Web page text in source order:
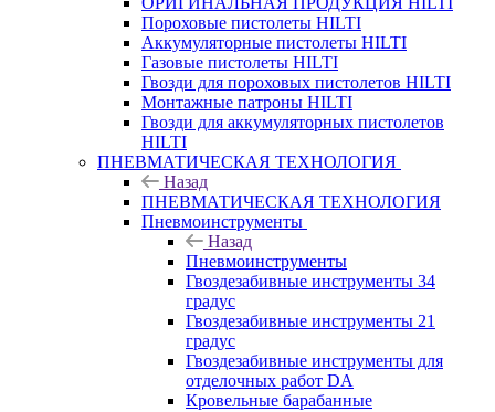
Пороховые пистолеты HILTI
Аккумуляторные пистолеты HILTI
Газовые пистолеты HILTI
Гвозди для пороховых пистолетов HILTI
Монтажные патроны HILTI
Гвозди для аккумуляторных пистолетов
HILTI
ПНЕВМАТИЧЕСКАЯ ТЕХНОЛОГИЯ
Назад
ПНЕВМАТИЧЕСКАЯ ТЕХНОЛОГИЯ
Пневмоинструменты
Назад
Пневмоинструменты
Гвоздезабивные инструменты 34
градус
Гвоздезабивные инструменты 21
градус
Гвоздезабивные инструменты для
отделочных работ DA
Кровельные барабанные